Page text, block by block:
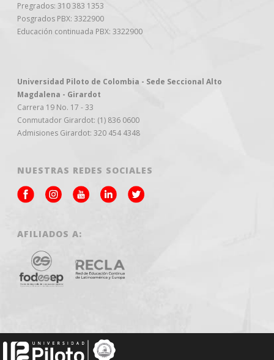
Pregrados: 310 383 1353
Posgrados PBX: 3322900
Educación continuada PBX: 3322900
Universidad Piloto de Colombia - Sede Seccional Alto
Magdalena - Girardot
Carrera 19 No. 17 - 33
Conmutador Girardot: (1) 836 0600
Admisiones Girardot: 320 454 4348
NUESTRAS REDES SOCIALES
AFILIADOS A: